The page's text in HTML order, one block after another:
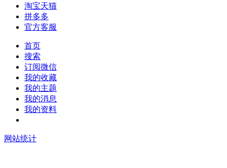
淘宝天猫
拼多多
官方客服
首页
搜索
订阅微信
我的收藏
我的主题
我的消息
我的资料
网站统计